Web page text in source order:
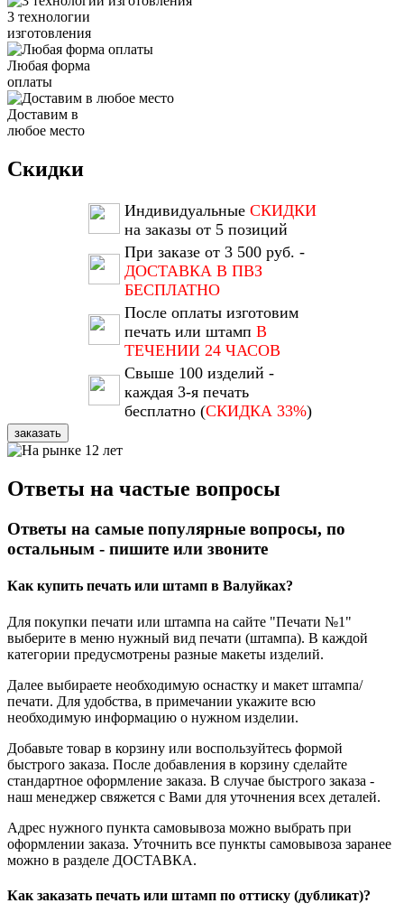
3 технологии
изготовления
Любая форма
оплаты
Доставим в
любое место
Скидки
Индивидуальные СКИДКИ
на заказы от 5 позиций
При заказе от 3 500 руб. -
ДОСТАВКА В ПВЗ
БЕСПЛАТНО
После оплаты изготовим
печать или штамп В
ТЕЧЕНИИ 24 ЧАСОВ
Свыше 100 изделий -
каждая 3-я печать
бесплатно (СКИДКА 33%)
заказать
Ответы на частые вопросы
Ответы на самые популярные вопросы, по
остальным - пишите или звоните
Как купить печать или штамп в Валуйках?
Для покупки печати или штампа на сайте "Печати №1"
выберите в меню нужный вид печати (штампа). В каждой
категории предусмотрены разные макеты изделий.
Далее выбираете необходимую оснастку и макет штампа/
печати. Для удобства, в примечании укажите всю
необходимую информацию о нужном изделии.
Добавьте товар в корзину или воспользуйтесь формой
быстрого заказа. После добавления в корзину сделайте
стандартное оформление заказа. В случае быстрого заказа -
наш менеджер свяжется с Вами для уточнения всех деталей.
Адрес нужного пункта самовывоза можно выбрать при
оформлении заказа. Уточнить все пункты самовывоза заранее
можно в разделе ДОСТАВКА.
Как заказать печать или штамп по оттиску (дубликат)?